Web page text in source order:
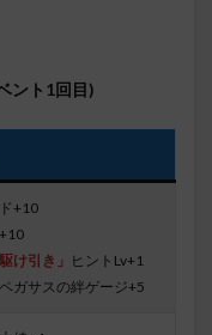
ント1回目)
+10
け引き」 ヒントLv+1
ガサスの絆ゲージ+5